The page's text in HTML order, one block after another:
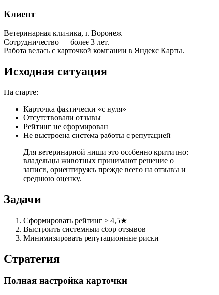
Клиент
Ветеринарная клиника, г. Воронеж
Сотрудничество — более 3 лет.
Работа велась с карточкой компании в Яндекс Карты.
Исходная ситуация
На старте:
Карточка фактически «с нуля»
Отсутствовали отзывы
Рейтинг не сформирован
Не выстроена система работы с репутацией
Для ветеринарной ниши это особенно критично:
владельцы животных принимают решение о
записи, ориентируясь прежде всего на отзывы и
среднюю оценку.
Задачи
Сформировать рейтинг ≥ 4,5★
Выстроить системный сбор отзывов
Минимизировать репутационные риски
Стратегия
Полная настройка карточки